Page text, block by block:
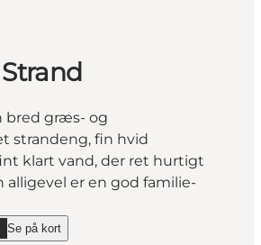
bred græs- og
strandeng, fin hvid
klart vand, der ret hurtigt
alligevel er en god familie-
Strand"
Se på kort
Boeslum Strand on_map